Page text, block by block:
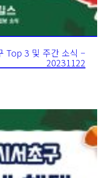
Top 3 및 주간 소식 –
20231122